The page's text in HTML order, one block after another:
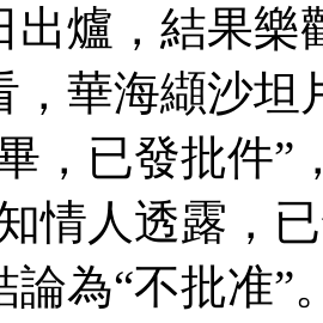
出爐，結果樂
，華海纈沙坦
，已發批件”
情人透露，
論為“不批准”